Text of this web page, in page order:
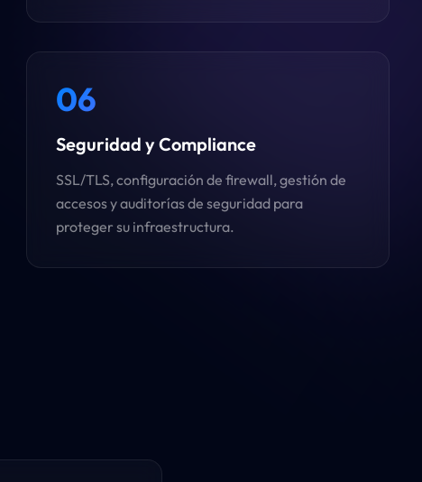
06
Seguridad y Compliance
SSL/TLS, configuración de firewall, gestión de
accesos y auditorías de seguridad para
proteger su infraestructura.